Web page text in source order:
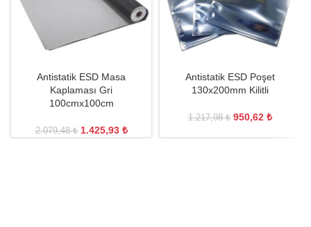
Antistatik ESD Masa
Kaplaması Gri
100cmx100cm
2.079,48₺ 1.425,93 ₺
Antistatik ESD Poşet
130x200mm Kilitli
1.217,98₺ 950,62 ₺